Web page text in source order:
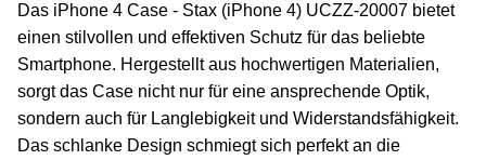
Das iPhone 4 Case - Stax (iPhone 4) UCZZ-20007 bietet
einen stilvollen und effektiven Schutz für das beliebte
Smartphone. Hergestellt aus hochwertigen Materialien,
sorgt das Case nicht nur für eine ansprechende Optik,
sondern auch für Langlebigkeit und Widerstandsfähigkeit.
Das schlanke Design schmiegt sich perfekt an die